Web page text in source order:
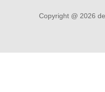
Copyright @ 2026